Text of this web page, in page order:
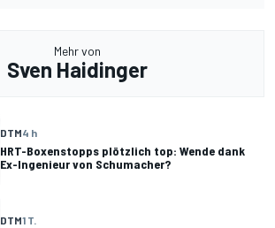
Mehr von
Sven Haidinger
DTM4 h
HRT-Boxenstopps plötzlich top: Wende dank
Ex-Ingenieur von Schumacher?
DTM1 T.